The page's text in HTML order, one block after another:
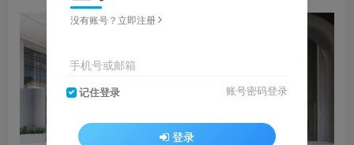
没有账号？立即注册
手机号或邮箱
记住登录 账号密码登录
登录